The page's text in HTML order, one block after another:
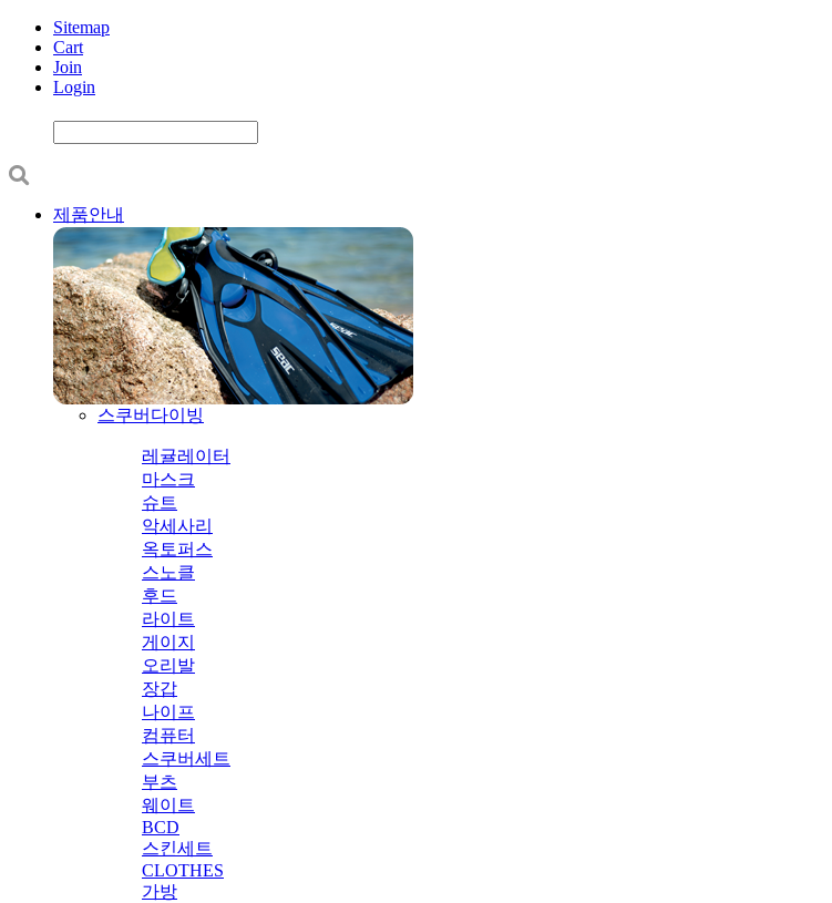
Sitemap
Cart
Join
Login
제품안내
스쿠버다이빙
레귤레이터
마스크
슈트
악세사리
옥토퍼스
스노클
후드
라이트
게이지
오리발
장갑
나이프
컴퓨터
스쿠버세트
부츠
웨이트
BCD
스킨세트
CLOTHES
가방